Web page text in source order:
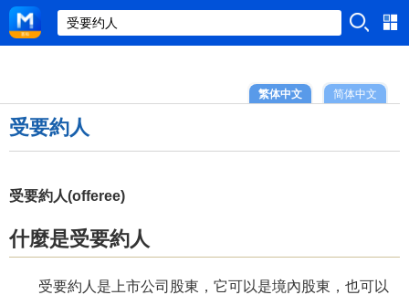
简体中文
繁体中文
受要約人
受要約人(offeree)
什麼是受要約人
受要約人是上市公司股東，它可以是境內股東，也可以